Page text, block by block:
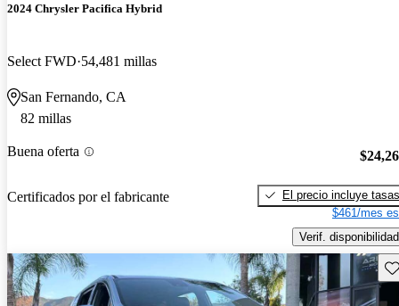
2024 Chrysler Pacifica Hybrid
Select FWD 54,481 millas
San Fernando, CA
82 millas
Buena oferta
Certificados por el fabricante
El precio incluye tasas
$461/mes
Verif. disponibilidad